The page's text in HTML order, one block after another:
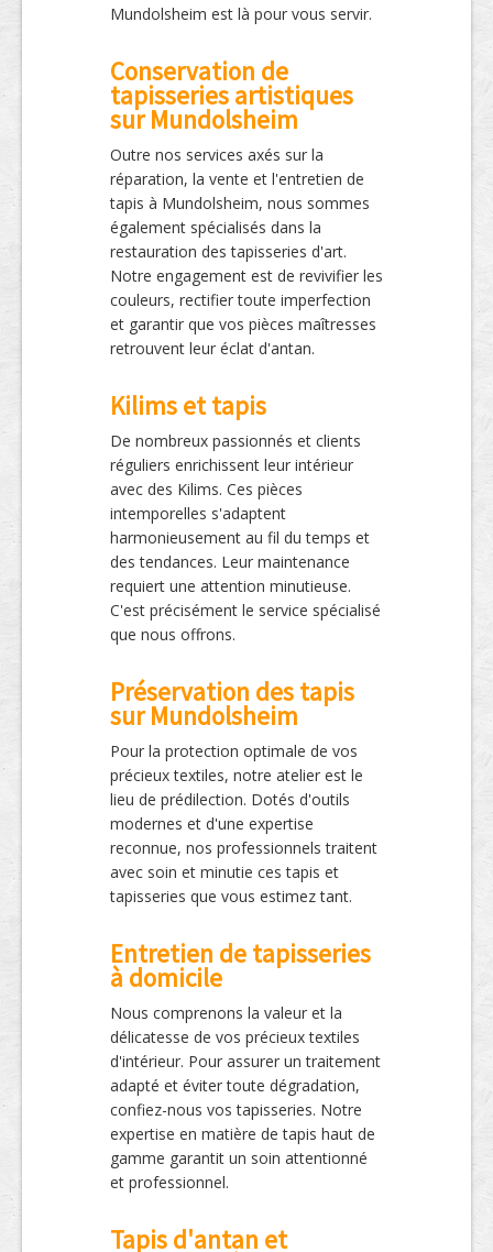
Mundolsheim est là pour vous servir.
Conservation de
tapisseries artistiques
sur Mundolsheim
Outre nos services axés sur la
réparation, la vente et l'entretien de
tapis à Mundolsheim, nous sommes
également spécialisés dans la
restauration des tapisseries d'art.
Notre engagement est de revivifier les
couleurs, rectifier toute imperfection
et garantir que vos pièces maîtresses
retrouvent leur éclat d'antan.
Kilims et tapis
De nombreux passionnés et clients
réguliers enrichissent leur intérieur
avec des Kilims. Ces pièces
intemporelles s'adaptent
harmonieusement au fil du temps et
des tendances. Leur maintenance
requiert une attention minutieuse.
C'est précisément le service spécialisé
que nous offrons.
Préservation des tapis
sur Mundolsheim
Pour la protection optimale de vos
précieux textiles, notre atelier est le
lieu de prédilection. Dotés d'outils
modernes et d'une expertise
reconnue, nos professionnels traitent
avec soin et minutie ces tapis et
tapisseries que vous estimez tant.
Entretien de tapisseries
à domicile
Nous comprenons la valeur et la
délicatesse de vos précieux textiles
d'intérieur. Pour assurer un traitement
adapté et éviter toute dégradation,
confiez-nous vos tapisseries. Notre
expertise en matière de tapis haut de
gamme garantit un soin attentionné
et professionnel.
Tapis d'antan et